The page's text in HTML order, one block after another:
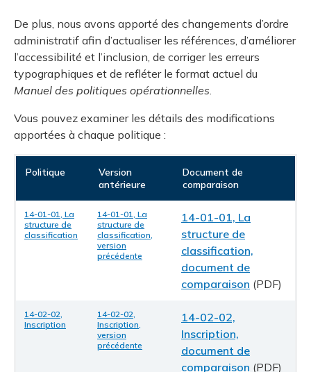
De plus, nous avons apporté des changements d’ordre
administratif afin d’actualiser les références, d’améliorer
l’accessibilité et l’inclusion, de corriger les erreurs
typographiques et de refléter le format actuel du
Manuel des politiques opérationnelles.
Vous pouvez examiner les détails des modifications
apportées à chaque politique :
Politique
Version
antérieure
Document de
comparaison
14-01-01, La
structure de
classification
14-01-01, La
structure de
classification,
version
précédente
14-01-01, La
structure de
classification,
document de
comparaison (PDF)
14-02-02,
Inscription
14-02-02,
Inscription,
version
précédente
14-02-02,
Inscription,
document de
comparaison (PDF)